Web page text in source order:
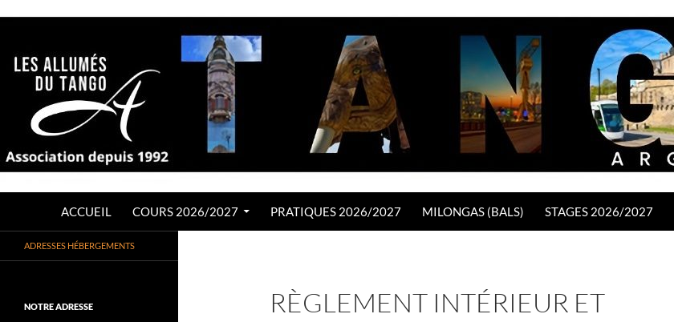
LES ALLUMÉS DU TANGO
ACCUEIL COURS 2026/2027 PRATIQUES 2026/2027 MILONGAS (BALS) STAGES 2026/2027
RÈGLEMENT INTÉRIEUR ET
Association de Tango Argentin
depuis 1992
ADRESSES HÉBERGEMENTS
NOTRE ADRESSE